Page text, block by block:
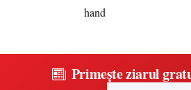
Primește ziarul